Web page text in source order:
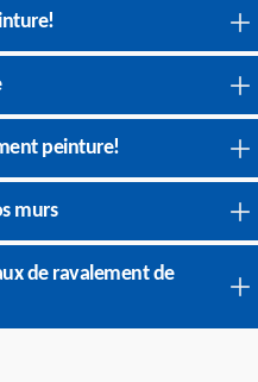
peinture!
murs
de ravalement de